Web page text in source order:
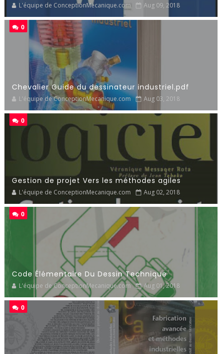
L'équipe de ConceptionMecanique.com Aug 09, 2018
0
Chevalier Guide du dessinateur industriel.pdf
L'équipe de ConceptionMecanique.com Aug 03, 2018
0
Gestion de projet Vers les méthodes agiles
L'équipe de ConceptionMecanique.com Aug 02, 2018
0
Code Élémentaire Du Dessin Technique
L'équipe de ConceptionMecanique.com Aug 01, 2018
0